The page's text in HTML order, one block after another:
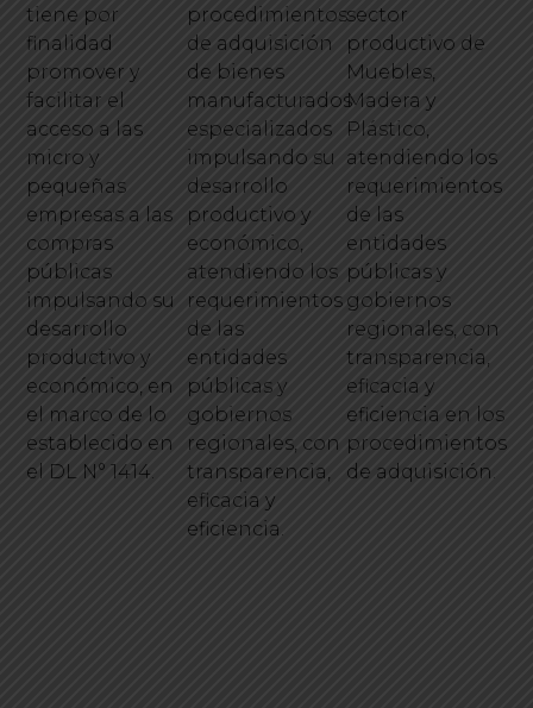
tiene por
finalidad
promover y
facilitar el
acceso a las
micro y
pequeñas
empresas a las
compras
públicas
impulsando su
desarrollo
productivo y
económico, en
el marco de lo
establecido en
el DL N° 1414.
procedimientos
de adquisición
de bienes
manufacturados
especializados
impulsando su
desarrollo
productivo y
económico,
atendiendo los
requerimientos
de las
entidades
públicas y
gobiernos
regionales, con
transparencia,
eficacia y
eficiencia.
sector
productivo de
Muebles,
Madera y
Plástico,
atendiendo los
requerimientos
de las
entidades
públicas y
gobiernos
regionales, con
transparencia,
eficacia y
eficiencia en los
procedimientos
de adquisición.